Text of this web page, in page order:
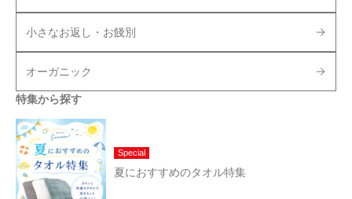
小さなお返し・お餞別
オーガニック
特集から探す
Special
夏におすすめのタオル特集